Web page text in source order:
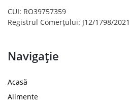
CUI: RO39757359
Registrul Comerțului: J12/1798/2021
Navigație
Acasă
Alimente